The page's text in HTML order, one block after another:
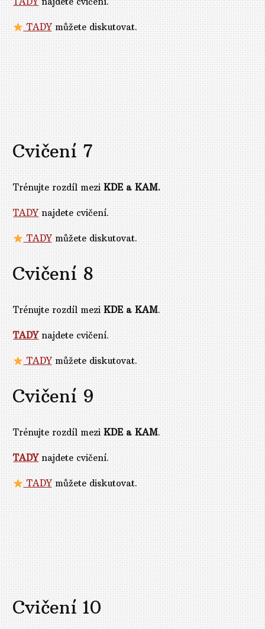
TADYmůžete diskutovat.
Cvičení 7
Trénujte rozdíl meziKDE a KAM.
TADYnajdete cvičení.
TADYmůžete diskutovat.
Cvičení 8
Trénujte rozdíl meziKDE a KAM.
TADYnajdete cvičení.
TADYmůžete diskutovat.
Cvičení 9
Trénujte rozdíl meziKDE a KAM.
TADYnajdete cvičení.
TADYmůžete diskutovat.
Cvičení 10